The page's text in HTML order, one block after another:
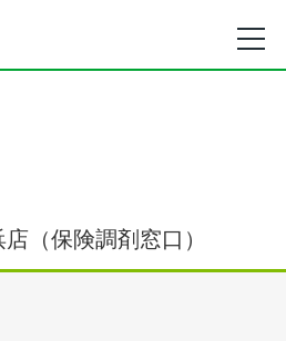
（保険調剤窓口）